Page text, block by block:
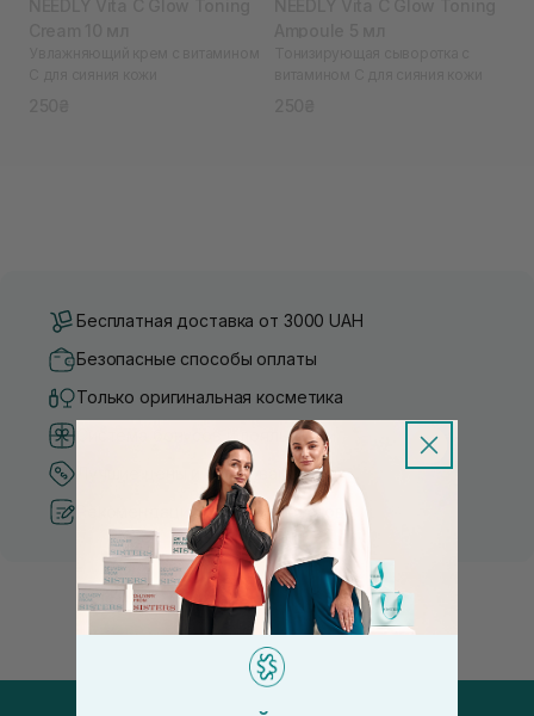
Бесплатная доставка от 3000 UAH
Безопасные способы оплаты
Только оригинальная косметика
Система бонусов и лояльности
Лучшие цены и топ товары
Рекомендации от косметологов